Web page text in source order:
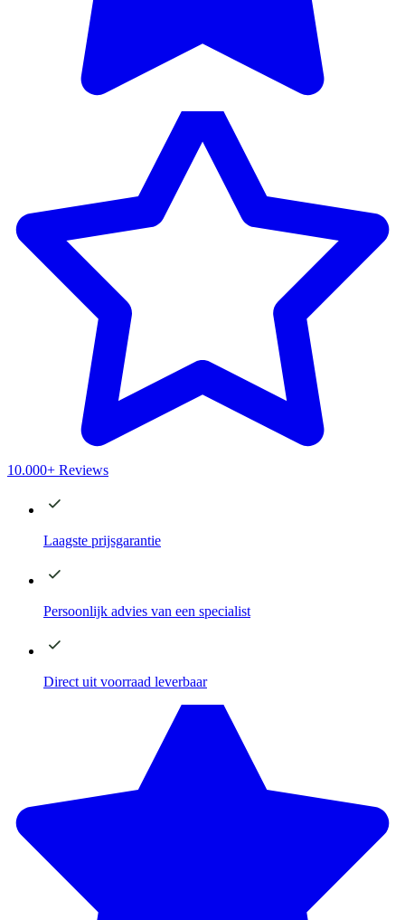
10.000+ Reviews
Laagste prijsgarantie
Persoonlijk advies van een specialist
Direct uit voorraad leverbaar